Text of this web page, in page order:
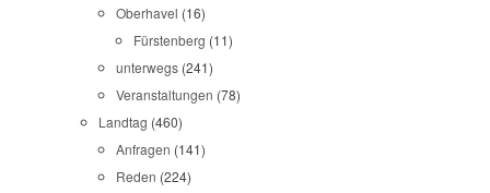
Oberhavel (16)
Fürstenberg (11)
unterwegs (241)
Veranstaltungen (78)
Landtag (460)
Anfragen (141)
Reden (224)